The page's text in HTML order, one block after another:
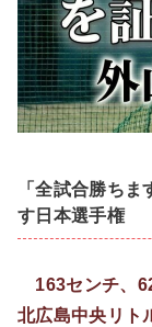
「全試合勝ち
す日本選手権
163センチ、
北広島中央リト